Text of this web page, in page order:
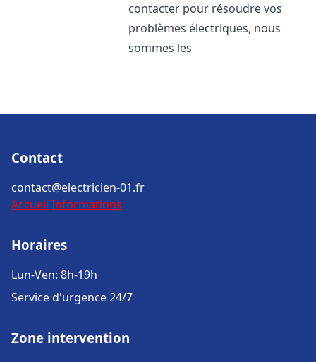
contacter pour résoudre vos
problèmes électriques, nous
sommes les
Contact
contact@electricien-01.fr
Accueil Informations
Horaires
Lun-Ven: 8h-19h
Service d'urgence 24/7
Zone intervention